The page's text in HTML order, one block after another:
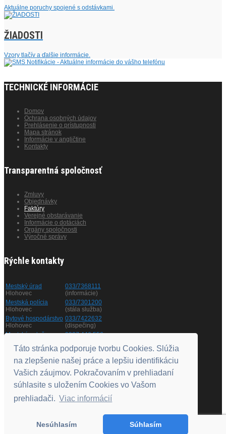
Táto stránka podporuje tvorbu Cookies. Slúžia
na zlepšenie našej práce a lepšiu identifikáciu
Vašich záujmov. Pokračovaním v prehliadaní
súhlasite s uložením Cookies vo Vašom
prehliadači. Viac informácií
Nesúhlasím Súhlasím
Aktuálne poruchy spojené s odstávkami.
ŽIADOSTI
Vzory tlačív a ďalšie informácie.
TECHNICKÉ INFORMÁCIE
Domov
Ochrana osobných údajov
Prehlásenie o prístupnosti
Mapa stránok
Informácie v angličtine
Kontakty
Transparentná spoločnosť
Zmluvy
Objednávky
Faktúry
Verejné obstarávanie
Informácie o dotáciách
Orgány spoločnosti
Výročné správy
Rýchle kontakty
Mestský úrad
Hlohovec
033/7368111
(informácie)
Mestská polícia
Hlohovec
033/7301200
(stála služba)
Bytové hospodárstvo
Hlohovec
033/7422632
(dispečing)
Mestská zeleň
0907 446 556
Otváracie hodiny
Utorok
nestránkový deň
nestránkový deň
8.00 - 11.00